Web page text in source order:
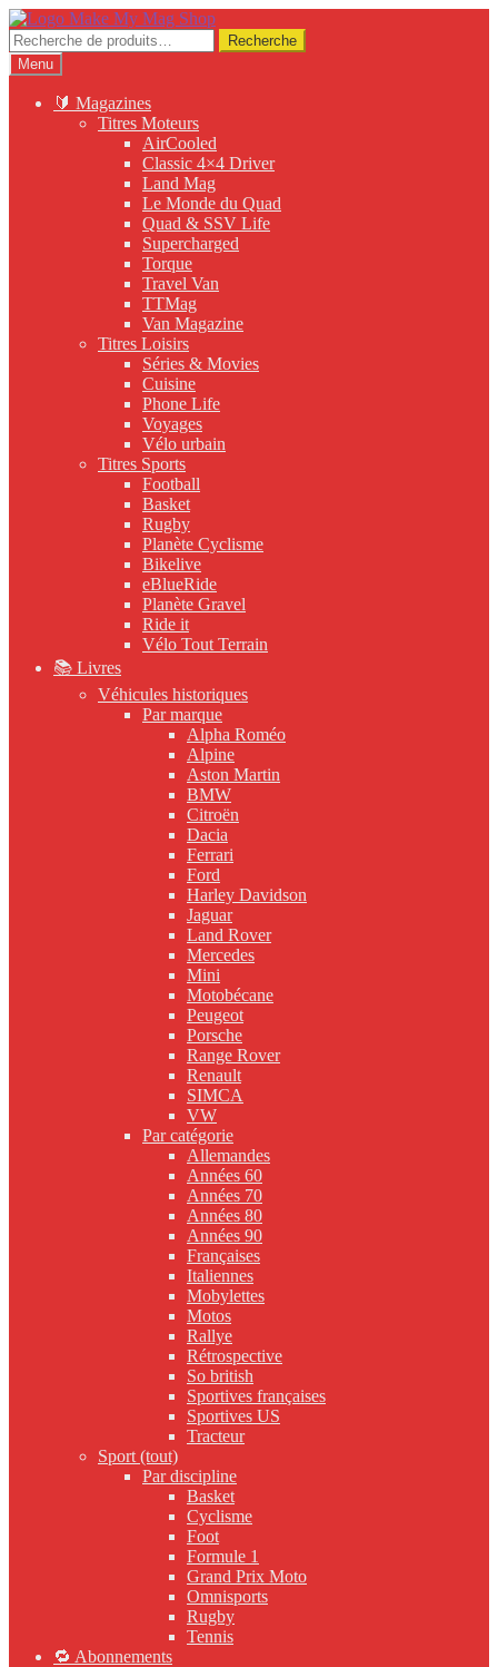
Aller
à
la
navigation
Aller
au
contenu
Recherche
pour :
Recherche
Menu
🔰 Magazines
Titres Moteurs
AirCooled
Classic 4×4 Driver
Land Mag
Le Monde du Quad
Quad & SSV Life
Supercharged
Torque
Travel Van
TTMag
Van Magazine
Titres Loisirs
Séries & Movies
Cuisine
Phone Life
Voyages
Vélo urbain
Titres Sports
Football
Basket
Rugby
Planète Cyclisme
Bikelive
eBlueRide
Planète Gravel
Ride it
Vélo Tout Terrain
📚 Livres
Véhicules historiques
Par marque
Alpha Roméo
Alpine
Aston Martin
BMW
Citroën
Dacia
Ferrari
Ford
Harley Davidson
Jaguar
Land Rover
Mercedes
Mini
Motobécane
Peugeot
Porsche
Range Rover
Renault
SIMCA
VW
Par catégorie
Allemandes
Années 60
Années 70
Années 80
Années 90
Françaises
Italiennes
Mobylettes
Motos
Rallye
Rétrospective
So british
Sportives françaises
Sportives US
Tracteur
Sport (tout)
Par discipline
Basket
Cyclisme
Foot
Formule 1
Grand Prix Moto
Omnisports
Rugby
Tennis
🔁 Abonnements